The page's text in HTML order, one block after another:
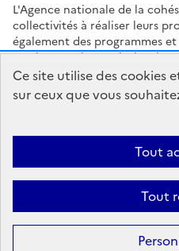
Ce site utilise des cookies
sur ceux que vous
Tout
Tout
L'Agence nationale de la
collectivités à réaliser leurs
également des programmes
soutiennent les territoires les
Espace Presse
data.gouv.fr
Accessibilité : Partiellement
Sauf mention contraire, tous les